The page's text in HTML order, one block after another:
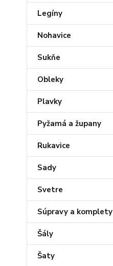
Legíny
Nohavice
Sukňe
Obleky
Plavky
Pyžamá a župany
Rukavice
Sady
Svetre
Súpravy a komplety
Šály
Šaty